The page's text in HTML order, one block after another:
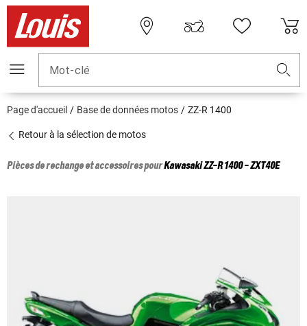
Mot-clé
Page d'accueil Base de données motos ZZ-R 1400
Retour à la sélection de motos
Pièces de rechange et accessoires pourKawasakiZZ-R 1400 - ZXT40E